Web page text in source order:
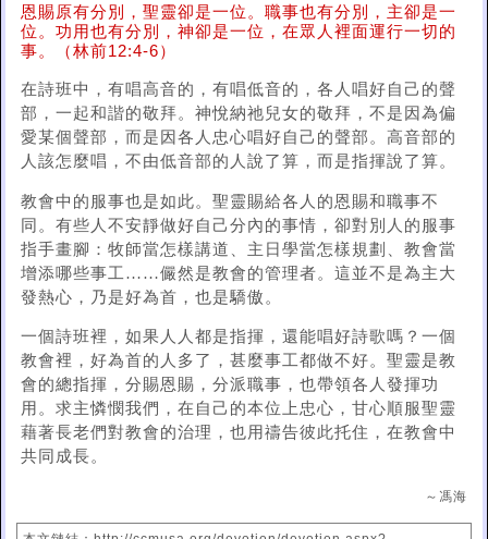
恩賜原有分別，聖靈卻是一位。職事也有分別，主卻是一
位。功用也有分別，神卻是一位，在眾人裡面運行一切的
事。（林前12:4-6）
在詩班中，有唱高音的，有唱低音的，各人唱好自己的聲
部，一起和諧的敬拜。神悅納祂兒女的敬拜，不是因為偏
愛某個聲部，而是因各人忠心唱好自己的聲部。高音部的
人該怎麼唱，不由低音部的人說了算，而是指揮說了算。
教會中的服事也是如此。聖靈賜給各人的恩賜和職事不
同。有些人不安靜做好自己分內的事情，卻對別人的服事
指手畫腳：牧師當怎樣講道、主日學當怎樣規劃、教會當
增添哪些事工……儼然是教會的管理者。這並不是為主大
發熱心，乃是好為首，也是驕傲。
一個詩班裡，如果人人都是指揮，還能唱好詩歌嗎？一個
教會裡，好為首的人多了，甚麼事工都做不好。聖靈是教
會的總指揮，分賜恩賜，分派職事，也帶領各人發揮功
用。求主憐憫我們，在自己的本位上忠心，甘心順服聖靈
藉著長老們對教會的治理，也用禱告彼此托住，在教會中
共同成長。
～馮海